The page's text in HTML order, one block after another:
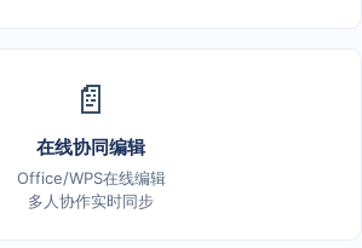
📄
在线协同编辑
Office/WPS在线编辑
多人协作实时同步